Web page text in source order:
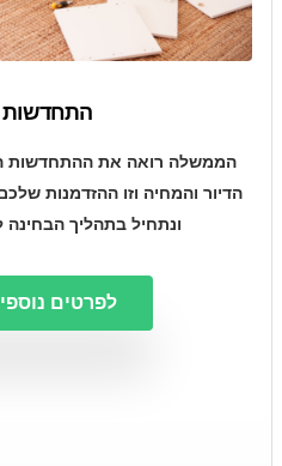
התחדשות
הממשלה רואה את ההתחדשות
הדיור והמחיה וזו ההזדמנות
ונתחיל בתהליך הבחינה
לפרטים